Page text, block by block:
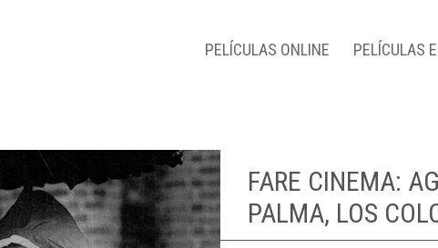
PELÍCULAS ONLINE PELÍCULAS
FARE CINEMA:
PALMA, LOS